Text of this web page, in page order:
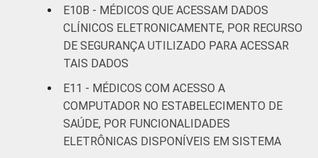
E10B - MÉDICOS QUE ACESSAM DADOS
CLÍNICOS ELETRONICAMENTE, POR RECURSO
DE SEGURANÇA UTILIZADO PARA ACESSAR
TAIS DADOS
E11 - MÉDICOS COM ACESSO A
COMPUTADOR NO ESTABELECIMENTO DE
SAÚDE, POR FUNCIONALIDADES
ELETRÔNICAS DISPONÍVEIS EM SISTEMA